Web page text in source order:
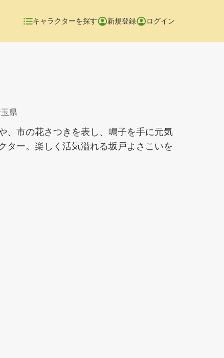
キャラクターを探す 新規登録 ログイン
玉県
、市の花さつきを表し、鳴子を手に元気
ター。楽しく活気溢れる坂戸よさこいを